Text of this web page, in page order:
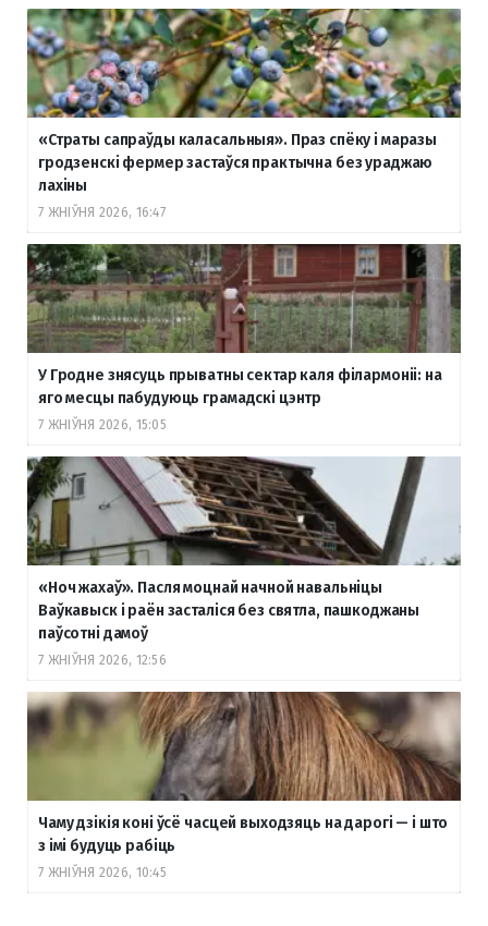
«Страты сапраўды каласальныя». Праз спёку і маразы
гродзенскі фермер застаўся практычна без ураджаю
лахіны
7 ЖНІЎНЯ 2026, 16:47
У Гродне знясуць прыватны сектар каля філармоніі: на
яго месцы пабудуюць грамадскі цэнтр
7 ЖНІЎНЯ 2026, 15:05
«Ноч жахаў». Пасля моцнай начной навальніцы
Ваўкавыск і раён засталіся без святла, пашкоджаны
паўсотні дамоў
7 ЖНІЎНЯ 2026, 12:56
Чаму дзікія коні ўсё часцей выходзяць на дарогі — і што
з імі будуць рабіць
7 ЖНІЎНЯ 2026, 10:45